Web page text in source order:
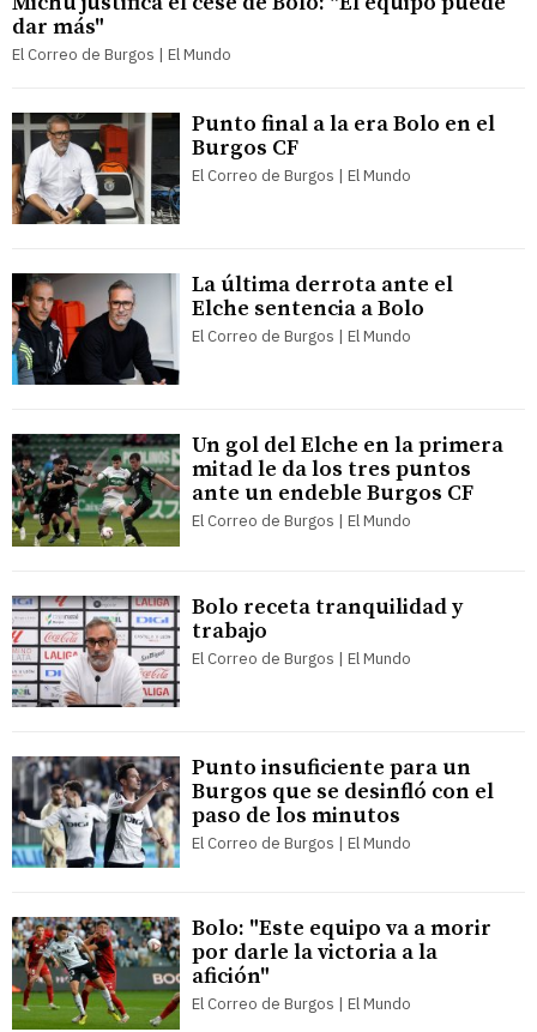
dar más"
El Correo de Burgos | El Mundo
Punto final a la era Bolo en el
Burgos CF
El Correo de Burgos | El Mundo
La última derrota ante el
Elche sentencia a Bolo
El Correo de Burgos | El Mundo
Un gol del Elche en la primera
mitad le da los tres puntos
ante un endeble Burgos CF
El Correo de Burgos | El Mundo
Bolo receta tranquilidad y
trabajo
El Correo de Burgos | El Mundo
Punto insuficiente para un
Burgos que se desinfló con el
paso de los minutos
El Correo de Burgos | El Mundo
Bolo: "Este equipo va a morir
por darle la victoria a la
afición"
El Correo de Burgos | El Mundo